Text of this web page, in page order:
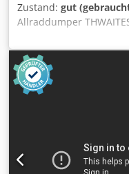
Zustand: gut
Allraddumper
2007 lt. Zähler 1.450
Eigengewicht 15,9 KW
Dumper 2: Bj. 2008 lt.
Nutzlast 2.030 KG
10.900,-- netto Dumper
Auch günstige